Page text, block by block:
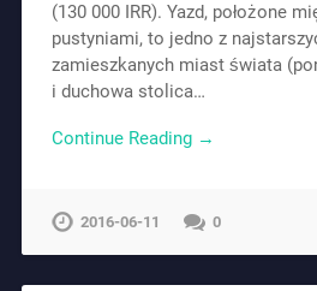
(130 000 IRR). Yazd, położone
pustyniami, to jedno z
zamieszkanych miast świata
i duchowa stolica…
Continue Reading →
2016-06-11 0